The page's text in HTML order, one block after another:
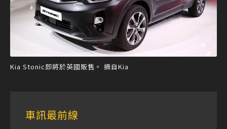
Kia Stonic即將於英國販售。 摘自Kia
車訊最前線